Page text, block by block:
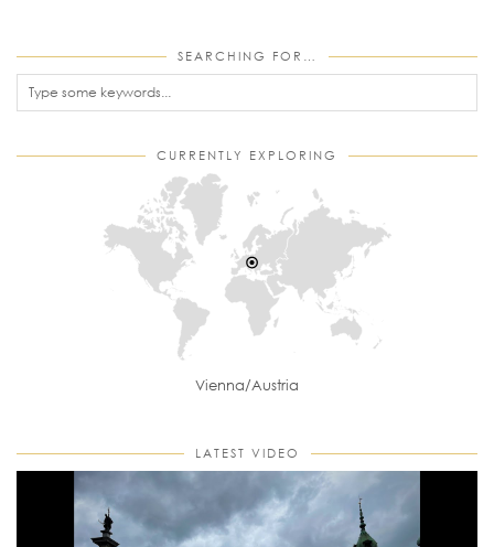
SEARCHING FOR…
CURRENTLY EXPLORING
Vienna/Austria
LATEST VIDEO